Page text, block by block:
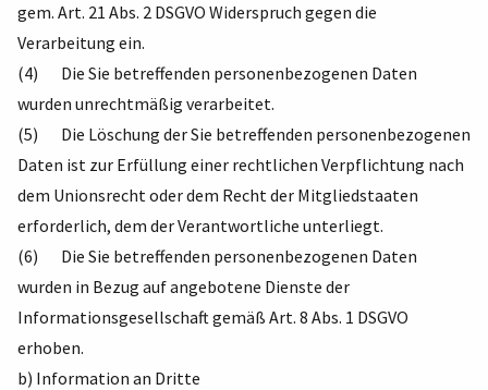
gem. Art. 21 Abs. 2 DSGVO Widerspruch gegen die
Verarbeitung ein.
(4) Die Sie betreffenden personenbezogenen Daten
wurden unrechtmäßig verarbeitet.
(5) Die Löschung der Sie betreffenden personenbezogenen
Daten ist zur Erfüllung einer rechtlichen Verpflichtung nach
dem Unionsrecht oder dem Recht der Mitgliedstaaten
erforderlich, dem der Verantwortliche unterliegt.
(6) Die Sie betreffenden personenbezogenen Daten
wurden in Bezug auf angebotene Dienste der
Informationsgesellschaft gemäß Art. 8 Abs. 1 DSGVO
erhoben.
b) Information an Dritte